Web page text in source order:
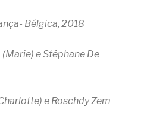
Bélgica, 2018
e Stéphane De
e Roschdy Zem